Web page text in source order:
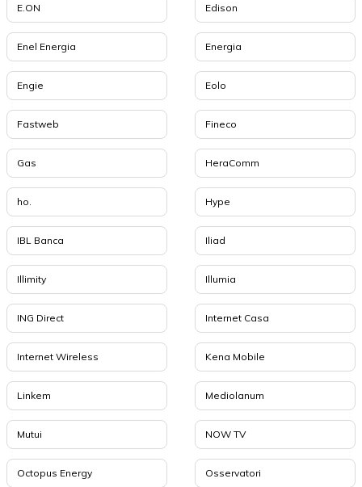
E.ON Edison
Enel Energia Energia
Engie Eolo
Fastweb Fineco
Gas HeraComm
ho. Hype
IBL Banca Iliad
Illimity Illumia
ING Direct Internet Casa
Internet Wireless Kena Mobile
Linkem Mediolanum
Mutui NOW TV
Octopus Energy Osservatori